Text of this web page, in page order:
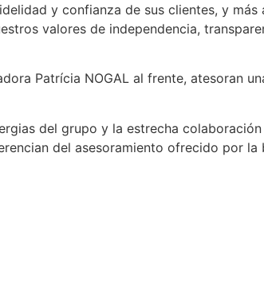
y confianza de sus clientes, y
valores de independencia,
Patrícia NOGAL al frente, atesoran
del grupo y la estrecha
del asesoramiento ofrecido por